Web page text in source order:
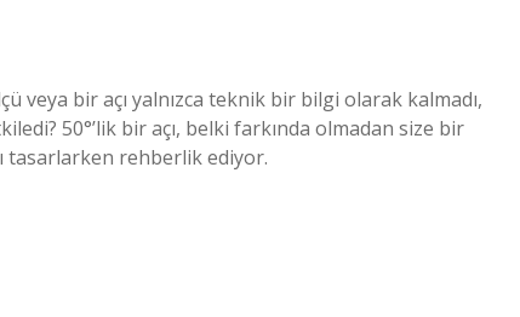
veya bir açı yalnızca teknik bir bilgi olarak kalmadı,
50°’lik bir açı, belki farkında olmadan size bir
tasarlarken rehberlik ediyor.